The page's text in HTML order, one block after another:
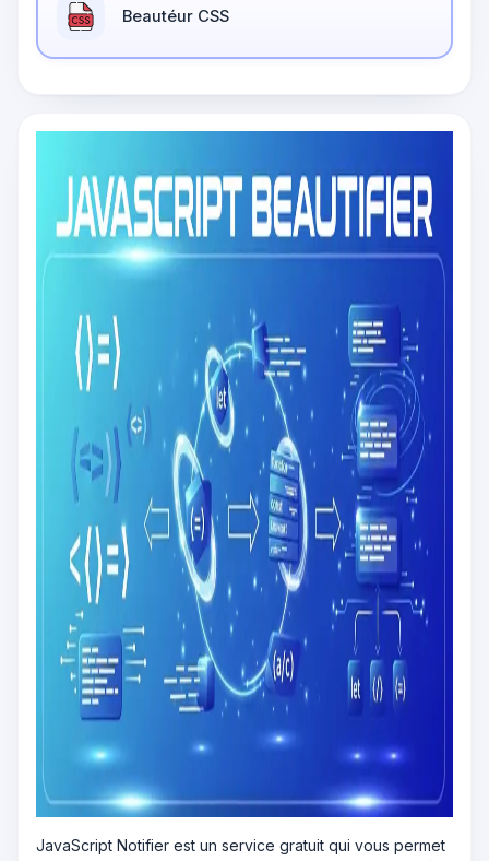
Beautéur CSS
JavaScript Notifier est un service gratuit qui vous permet